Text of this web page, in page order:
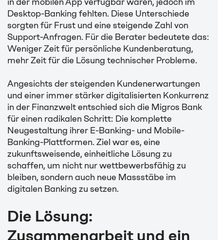
Desktop-Banking fehlten. Diese Unterschiede
sorgten für Frust und eine steigende Zahl von
Support-Anfragen. Für die Berater bedeutete das:
Weniger Zeit für persönliche Kundenberatung,
mehr Zeit für die Lösung technischer Probleme.
Angesichts der steigenden Kundenerwartungen
und einer immer stärker digitalisierten Konkurrenz
in der Finanzwelt entschied sich die Migros Bank
für einen radikalen Schritt: Die komplette
Neugestaltung ihrer E-Banking- und Mobile-
Banking-Plattformen. Ziel war es, eine
zukunftsweisende, einheitliche Lösung zu
schaffen, um nicht nur wettbewerbsfähig zu
bleiben, sondern auch neue Massstäbe im
digitalen Banking zu setzen.
Die Lösung:
Zusammenarbeit und ein